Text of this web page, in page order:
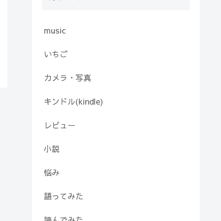
music
いちご
カメラ・写真
キンドル(kindle)
レビュー
小説
悩み
語ってみた